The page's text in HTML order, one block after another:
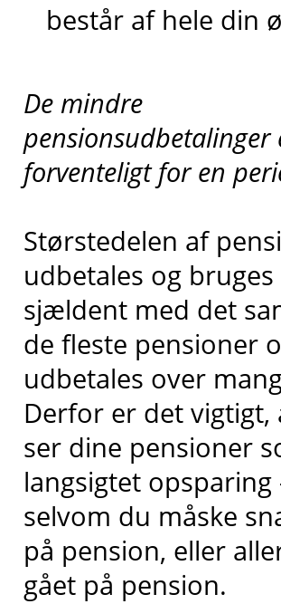
består af hele din
De mindre
pensionsudbetalinger
forventeligt for en
Størstedelen af
udbetales og bruges
sjældent med det
de fleste pensioner
udbetales over
Derfor er det vigtigt,
ser dine pensioner
langsigtet opsparing
selvom du måske
på pension, eller
gået på pension.